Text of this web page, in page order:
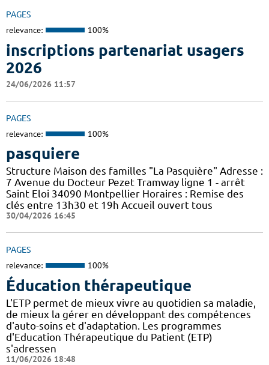
PAGES
relevance: 100%
inscriptions partenariat usagers
2026
24/06/2026 11:57
PAGES
relevance: 100%
pasquiere
Structure Maison des familles "La Pasquière" Adresse :
7 Avenue du Docteur Pezet Tramway ligne 1 - arrêt
Saint Eloi 34090 Montpellier Horaires : Remise des
clés entre 13h30 et 19h Accueil ouvert tous
30/04/2026 16:45
PAGES
relevance: 100%
Éducation thérapeutique
L'ETP permet de mieux vivre au quotidien sa maladie,
de mieux la gérer en développant des compétences
d'auto-soins et d'adaptation. Les programmes
d'Education Thérapeutique du Patient (ETP)
s'adressen
11/06/2026 18:48